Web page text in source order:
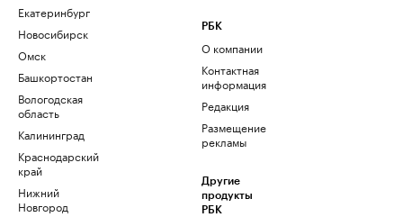
Екатеринбург
Новосибирск
Омск
Башкортостан
Вологодская
область
Калининград
Краснодарский
край
Нижний
Новгород
РБК
О компании
Контактная
информация
Редакция
Размещение
рекламы
Другие
продукты
РБК